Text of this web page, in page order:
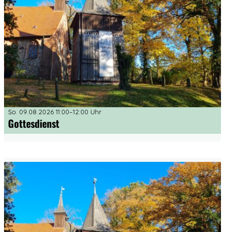
So. 09.08.2026 11:00–12:00 Uhr
Gottesdienst